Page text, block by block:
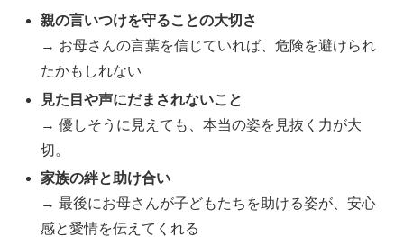
親の言いつけを守ることの大切さ
→ お母さんの言葉を信じていれば、危険を避けられ
たかもしれない
見た目や声にだまされないこと
→ 優しそうに見えても、本当の姿を見抜く力が大
切。
家族の絆と助け合い
→ 最後にお母さんが子どもたちを助ける姿が、安心
感と愛情を伝えてくれる